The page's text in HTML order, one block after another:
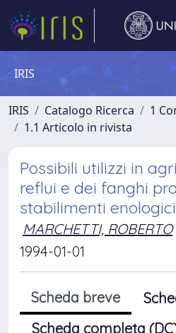
IRIS
IRIS Catalogo Ricerca
1
1.1 Articolo in rivista
Possibili utilizzi in
reflui e dei fanghi
stabilimenti enologici
MARCHETTI, ROBERTO
1994-01-01
Scheda breve
Scheda completa